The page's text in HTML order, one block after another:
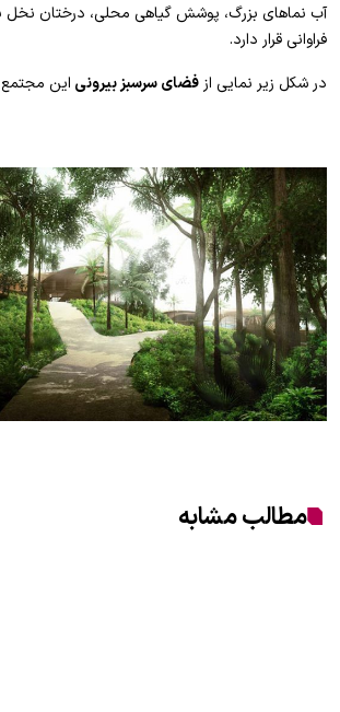
آب نماهای بزرگ، پوشش گیاهی محلی، درختان نخل
فراوانی قرار دارد.
در شکل زیر نمایی از فضای سرسبز بیرونی این
مطالب مشابه